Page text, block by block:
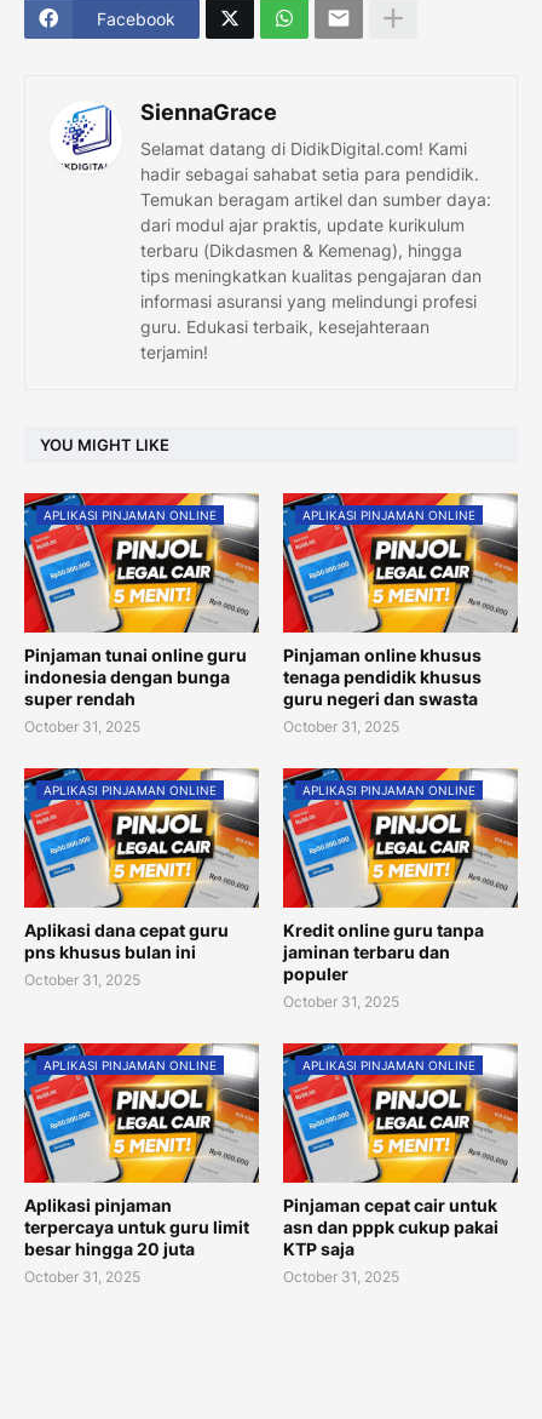
Facebook
SiennaGrace
Selamat datang di DidikDigital.com! Kami
hadir sebagai sahabat setia para pendidik.
Temukan beragam artikel dan sumber daya:
dari modul ajar praktis, update kurikulum
terbaru (Dikdasmen & Kemenag), hingga
tips meningkatkan kualitas pengajaran dan
informasi asuransi yang melindungi profesi
guru. Edukasi terbaik, kesejahteraan
terjamin!
YOU MIGHT LIKE
APLIKASI PINJAMAN ONLINE
Pinjaman tunai online guru
indonesia dengan bunga
super rendah
October 31, 2025
APLIKASI PINJAMAN ONLINE
Pinjaman online khusus
tenaga pendidik khusus
guru negeri dan swasta
October 31, 2025
APLIKASI PINJAMAN ONLINE
Aplikasi dana cepat guru
pns khusus bulan ini
October 31, 2025
APLIKASI PINJAMAN ONLINE
Kredit online guru tanpa
jaminan terbaru dan
populer
October 31, 2025
APLIKASI PINJAMAN ONLINE
Aplikasi pinjaman
terpercaya untuk guru limit
besar hingga 20 juta
October 31, 2025
APLIKASI PINJAMAN ONLINE
Pinjaman cepat cair untuk
asn dan pppk cukup pakai
KTP saja
October 31, 2025